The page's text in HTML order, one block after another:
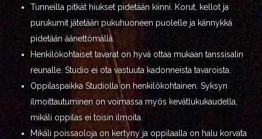
Tunneilla pitkät hiukset pidetään kiinni. Korut, kellot ja
purukumit jätetään pukuhuoneen puolelle ja kännykkä
pidetään äänettömällä.
Henkilökohtaiset tavarat on hyvä ottaa mukaan tanssisalin
reunalle. Studio ei ota vastuuta kadonneista tavaroista.
Oppilaspaikka Studiolla on henkilökohtainen. Syksyn
ilmoittautuminen on voimassa myös kevätlukukaudella,
mikäli oppilas ei toisin ilmoita.
Mikäli poissaoloja on kertyny ja oppilaalla on halu korvata